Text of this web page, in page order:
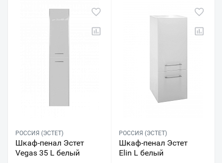
РОССИЯ (ЭСТЕТ)
Шкаф-пенал Эстет
Vegas 35 L белый
РОССИЯ (ЭСТЕТ)
Шкаф-пенал Эстет
Elin L белый